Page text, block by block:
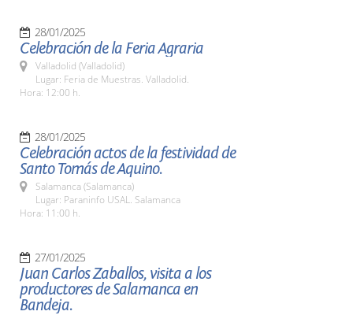
28/01/2025
Celebración de la Feria Agraria
Valladolid (Valladolid)
Lugar: Feria de Muestras. Valladolid.
Hora: 12:00 h.
28/01/2025
Celebración actos de la festividad de
Santo Tomás de Aquino.
Salamanca (Salamanca)
Lugar: Paraninfo USAL. Salamanca
Hora: 11:00 h.
27/01/2025
Juan Carlos Zaballos, visita a los
productores de Salamanca en
Bandeja.